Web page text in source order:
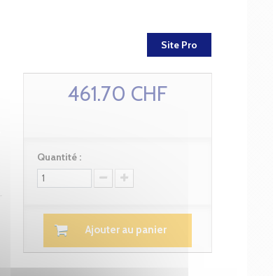
Site Pro
461.70 CHF
Quantité :
Ajouter au panier